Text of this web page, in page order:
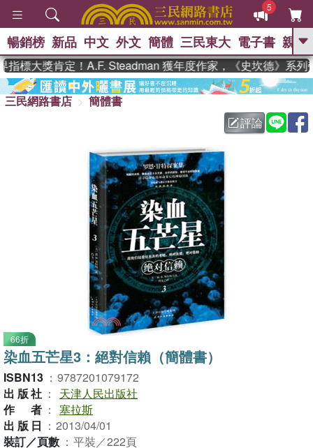
5
GO
熱搜： 東野圭吾 、 高希均教授回憶錄
方念華 、 台灣的
數學女孩：黎曼猜想
群喵 、 臺灣漫遊錄
暢銷榜 新品 中文 外文 簡體 三民東大 電子書 親子
標大獎肯定！A.F. Steadman 獲年度作家，《史坎德》系列帶
三民網路書店
簡體書
評論
66折
染血五芒星3：絕對信賴（簡體書）
ISBN13 ： 9787201079172
出版社 ：
天津人民出版社
作者 ： 塞拉斯
出版日 ： 2013/04/01
裝訂／頁數 ： 平裝／222頁